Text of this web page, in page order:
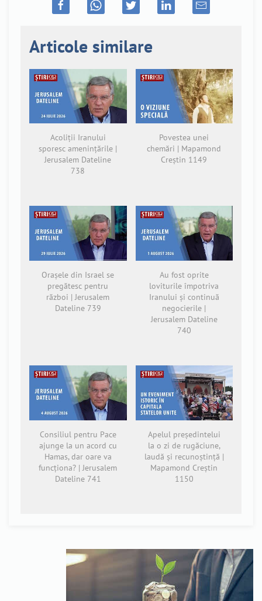
Articole similare
Acoliții Iranului
sporesc amenințările |
Jerusalem Dateline
738
Povestea unei
chemări | Mapamond
Creștin 1149
Orașele din Israel se
pregătesc pentru
război | Jerusalem
Dateline 739
Au fost oprite
loviturile împotriva
Iranului și continuă
negocierile |
Jerusalem Dateline
740
Consiliul pentru Pace
ajunge la un acord cu
Hamas, dar oare va
funcționa? | Jerusalem
Dateline 741
Apelul președintelui
la o zi de rugăciune,
laudă și recunoștință |
Mapamond Creștin
1150